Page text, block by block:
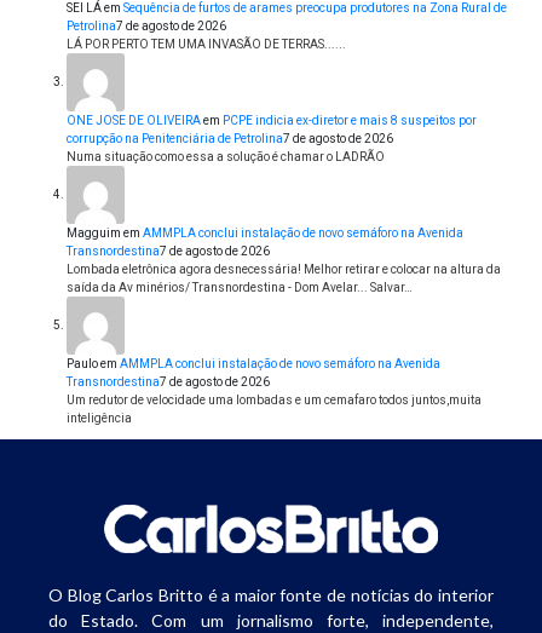
SEI LÁem Sequência de furtos de arames preocupa produtores na Zona Rural de
Petrolina7 de agosto de 2026
LÁ POR PERTO TEM UMA INVASÃO DE TERRAS......
ONE JOSE DE OLIVEIRAem PCPE indicia ex-diretor e mais 8 suspeitos por
corrupção na Penitenciária de Petrolina7 de agosto de 2026
Numa situação como essa a solução é chamar o LADRÃO
Magguim em AMMPLA conclui instalação de novo semáforo na Avenida
Transnordestina7 de agosto de 2026
Lombada eletrônica agora desnecessária! Melhor retirar e colocar na altura da
saída da Av minérios/ Transnordestina - Dom Avelar... Salvar…
Pauloem AMMPLA conclui instalação de novo semáforo na Avenida
Transnordestina7 de agosto de 2026
Um redutor de velocidade uma lombadas e um cemafaro todos juntos,muita
inteligência
O Blog Carlos Britto é a maior fonte de notícias do interior
do Estado. Com um jornalismo forte, independente,